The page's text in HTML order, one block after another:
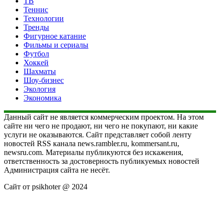
Теннис
Технологии
Тренды
Фигурное катание
Фильмы и сериалы
Футбол
Хоккей
Шахматы
Шоу-бизнес
Экология
Экономика
Данный сайт не является коммерческим проектом. На этом
сайте ни чего не продают, ни чего не покупают, ни какие
услуги не оказываются. Сайт представляет собой ленту
новостей RSS канала news.rambler.ru, kommersant.ru,
newsru.com. Материалы публикуются без искажения,
ответственность за достоверность публикуемых новостей
Администрация сайта не несёт.
Сайт от psikhoter @ 2024